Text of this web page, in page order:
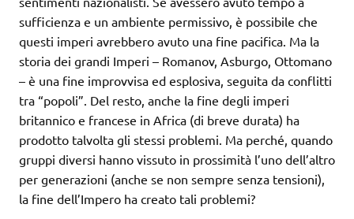
sufficienza e un ambiente permissivo, è possibile che
questi imperi avrebbero avuto una fine pacifica. Ma la
storia dei grandi Imperi – Romanov, Asburgo, Ottomano
– è una fine improvvisa ed esplosiva, seguita da conflitti
tra “popoli”. Del resto, anche la fine degli imperi
britannico e francese in Africa (di breve durata) ha
prodotto talvolta gli stessi problemi. Ma perché, quando
gruppi diversi hanno vissuto in prossimità l’uno dell’altro
per generazioni (anche se non sempre senza tensioni),
la fine dell’Impero ha creato tali problemi?